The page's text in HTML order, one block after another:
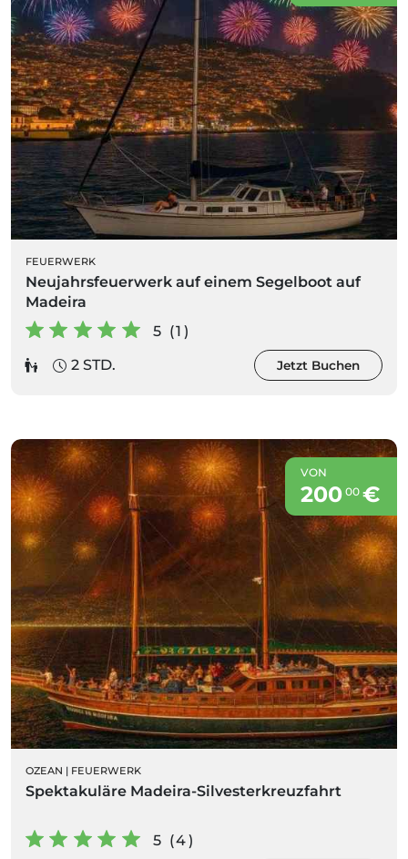
FEUERWERK
Neujahrsfeuerwerk auf einem Segelboot auf
Madeira
5 (1)
2 STD.
Jetzt Buchen
VON
200 00€
OZEAN | FEUERWERK
Spektakuläre Madeira-Silvesterkreuzfahrt
5 (4)